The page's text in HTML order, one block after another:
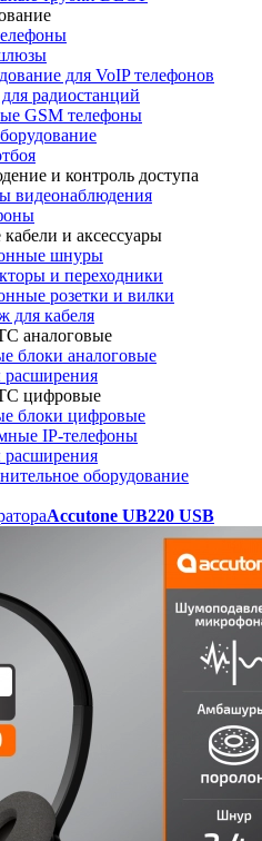
для VoIP телефонов
радиостанций
GSM телефоны
и контроль доступа
видеонаблюдения
и аксессуары
шнуры
и переходники
розетки и вилки
для кабеля
аналоговые
блоки аналоговые
цифровые
блоки цифровые
IP-телефоны
оборудование
Accutone UB220 USB